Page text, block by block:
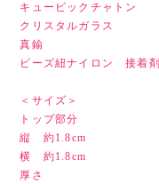
キュービックチャトン
クリスタルガラス
真鍮
ビーズ紐ナイロン 接着剤
＜サイズ＞
トップ部分
縦 約1.8cm
横 約1.8cm
厚さ